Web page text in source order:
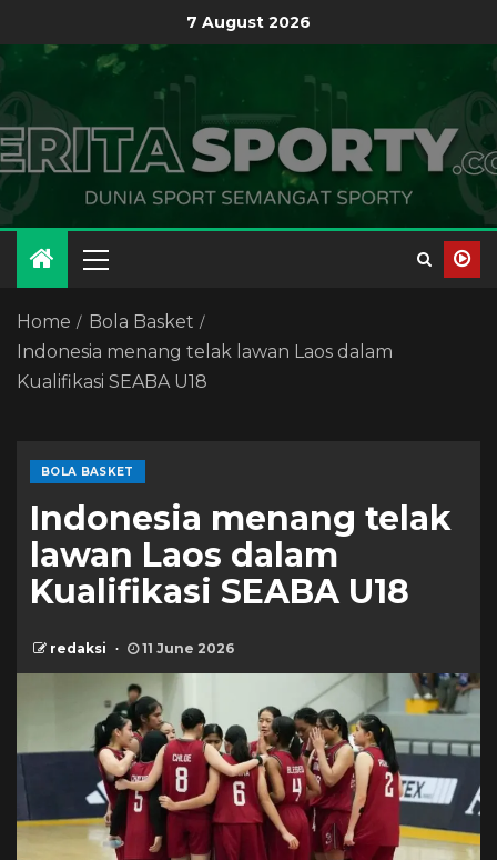
7 August 2026
Home
Bola Basket
Indonesia menang telak lawan Laos dalam
Kualifikasi SEABA U18
BOLA BASKET
Indonesia menang telak
lawan Laos dalam
Kualifikasi SEABA U18
redaksi 11 June 2026